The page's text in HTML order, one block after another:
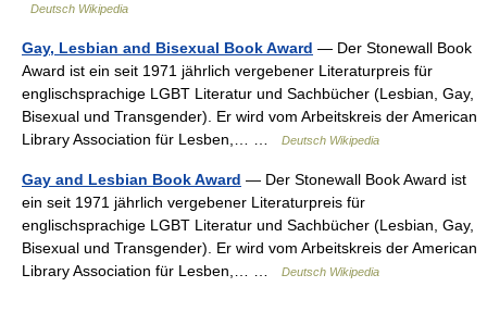
Deutsch Wikipedia
Gay, Lesbian and Bisexual Book Award — Der Stonewall Book
Award ist ein seit 1971 jährlich vergebener Literaturpreis für
englischsprachige LGBT Literatur und Sachbücher (Lesbian, Gay,
Bisexual und Transgender). Er wird vom Arbeitskreis der American
Library Association für Lesben,… …
Deutsch Wikipedia
Gay and Lesbian Book Award — Der Stonewall Book Award ist
ein seit 1971 jährlich vergebener Literaturpreis für
englischsprachige LGBT Literatur und Sachbücher (Lesbian, Gay,
Bisexual und Transgender). Er wird vom Arbeitskreis der American
Library Association für Lesben,… …
Deutsch Wikipedia